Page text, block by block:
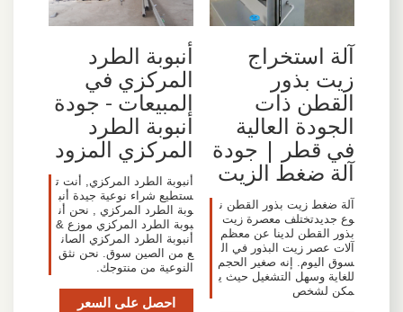
آلة استخراج
زيت بذور
القطن ذات
الجودة العالية
في قطر | جودة
آلة ضغط الزيت
آلة ضغط زيت بذور القطن ن
وع جديدتختلف معصرة زيت
بذور القطن لدينا عن معظم
آلات عصر زيت البذور في ال
سوق اليوم. إنه صغير الحجم
للغاية وسهل التشغيل حيث ي
مكن لشخص
أنبوبة الطرد
المركزي في
المبيعات - جودة
أنبوبة الطرد
المركزي المزود
أنبوبة الطرد المركزي, أنت ت
ستطيع شراء نوعية جيدة أنب
وبة الطرد المركزي , نحن أن
بوبة الطرد المركزي موزع &
أنبوبة الطرد المركزي الصان
ع من الصين سوق. نحن نثق
النوعية من منتوجك.
احصل على السعر